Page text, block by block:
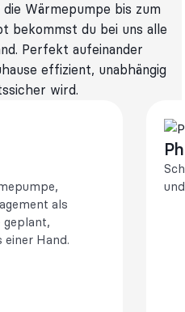
Wärmepumpe bis zum
bekommst du bei uns alle
Perfekt aufeinander
effizient, unabhängig
wird.
als
geplant,
Hand.